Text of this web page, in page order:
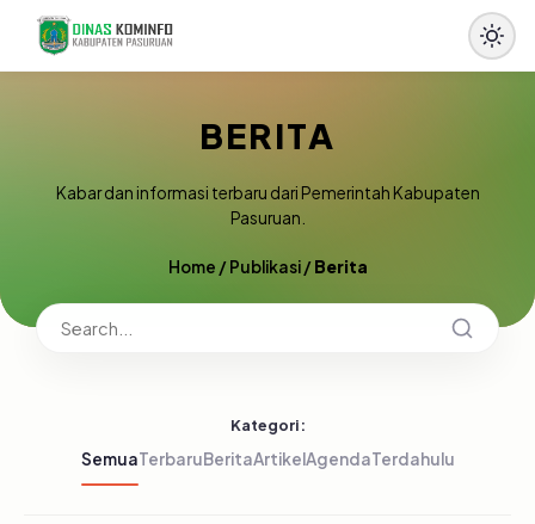
BERITA
Kabar dan informasi terbaru dari Pemerintah Kabupaten
Pasuruan.
Home /Publikasi/Berita
Kategori:
SemuaTerbaruBeritaArtikelAgendaTerdahulu